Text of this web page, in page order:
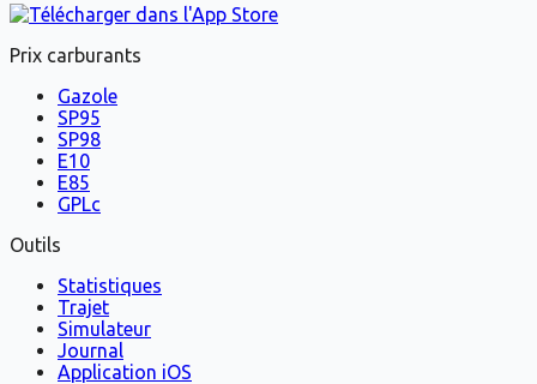
Prix carburants
Gazole
SP95
SP98
E10
E85
GPLc
Outils
Statistiques
Trajet
Simulateur
Journal
Application iOS